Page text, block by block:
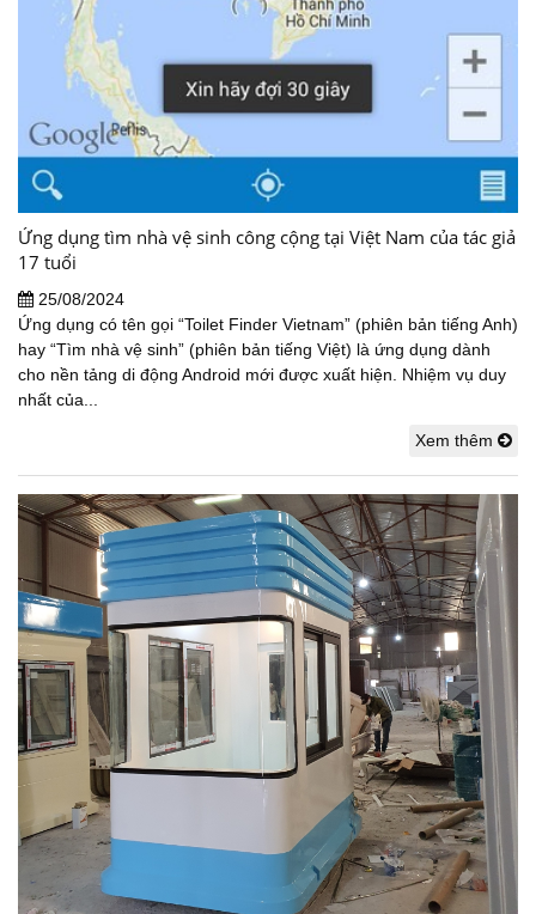
Ứng dụng tìm nhà vệ sinh công cộng tại Việt Nam của tác giả
17 tuổi
25/08/2024
Ứng dụng có tên gọi “Toilet Finder Vietnam” (phiên bản tiếng Anh)
hay “Tìm nhà vệ sinh” (phiên bản tiếng Việt) là ứng dụng dành
cho nền tảng di động Android mới được xuất hiện. Nhiệm vụ duy
nhất của...
Xem thêm